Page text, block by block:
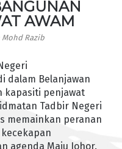
AWAM
Razib
dalam Belanjawan
kapasiti penjawat
Tadbir Negeri
memainkan peranan
agenda Maju Johor.